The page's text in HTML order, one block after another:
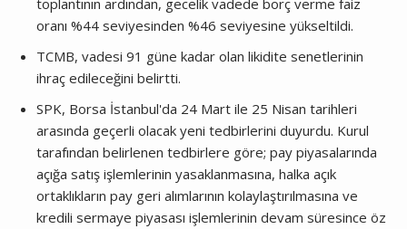
toplantının ardından, gecelik vadede borç verme faiz
oranı %44 seviyesinden %46 seviyesine yükseltildi.
TCMB, vadesi 91 güne kadar olan likidite senetlerinin
ihraç edileceğini belirtti.
SPK, Borsa İstanbul'da 24 Mart ile 25 Nisan tarihleri
arasında geçerli olacak yeni tedbirlerini duyurdu. Kurul
tarafından belirlenen tedbirlere göre; pay piyasalarında
açığa satış işlemlerinin yasaklanmasına, halka açık
ortaklıkların pay geri alımlarının kolaylaştırılmasına ve
kredili sermaye piyasası işlemlerinin devam süresince öz